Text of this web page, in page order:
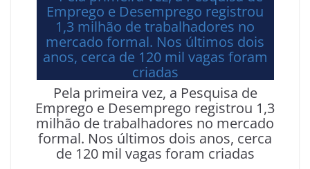
Pela primeira vez, a Pesquisa de
Emprego e Desemprego registrou 1,3
milhão de trabalhadores no mercado
formal. Nos últimos dois anos, cerca
de 120 mil vagas foram criadas